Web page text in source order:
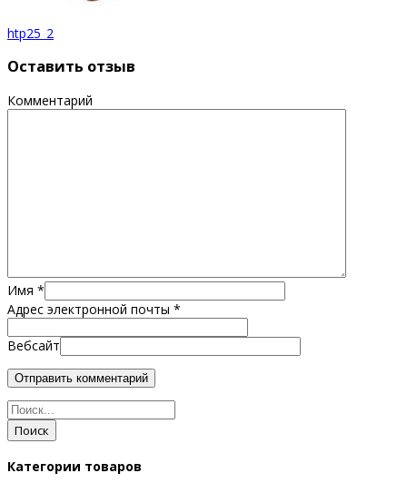
htp25_2
Оставить отзыв
Комментарий
Имя *
Адрес электронной почты *
Вебсайт
Поиск
Категории товаров